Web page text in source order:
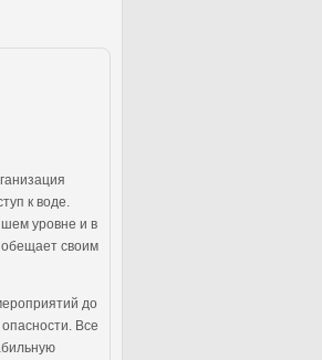
к воде.
уровне и в
своим
до
Все